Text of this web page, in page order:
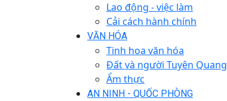
Lao động - việc làm
Cải cách hành chính
VĂN HÓA
Tinh hoa văn hóa
Đất và người Tuyên Quang
Ẩm thực
AN NINH - QUỐC PHÒNG